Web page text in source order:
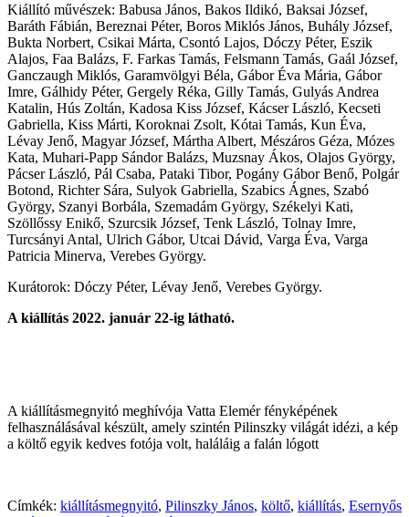
Kiállító művészek: Babusa János, Bakos Ildikó, Baksai József,
Baráth Fábián, Bereznai Péter, Boros Miklós János, Buhály József,
Bukta Norbert, Csikai Márta, Csontó Lajos, Dóczy Péter, Eszik
Alajos, Faa Balázs, F. Farkas Tamás, Felsmann Tamás, Gaál József,
Ganczaugh Miklós, Garamvölgyi Béla, Gábor Éva Mária, Gábor
Imre, Gálhidy Péter, Gergely Réka, Gilly Tamás, Gulyás Andrea
Katalin, Hús Zoltán, Kadosa Kiss József, Kácser László, Kecseti
Gabriella, Kiss Márti, Koroknai Zsolt, Kótai Tamás, Kun Éva,
Lévay Jenő, Magyar József, Mártha Albert, Mészáros Géza, Mózes
Kata, Muhari-Papp Sándor Balázs, Muzsnay Ákos, Olajos György,
Pácser László, Pál Csaba, Pataki Tibor, Pogány Gábor Benő, Polgár
Botond, Richter Sára, Sulyok Gabriella, Szabics Ágnes, Szabó
György, Szanyi Borbála, Szemadám György, Székelyi Kati,
Szöllőssy Enikő, Szurcsik József, Tenk László, Tolnay Imre,
Turcsányi Antal, Ulrich Gábor, Utcai Dávid, Varga Éva, Varga
Patricia Minerva, Verebes György.
Kurátorok: Dóczy Péter, Lévay Jenő, Verebes György.
A kiállítás 2022. január 22-ig látható.
A kiállításmegnyitó meghívója Vatta Elemér fényképének
felhasználásával készült, amely szintén Pilinszky világát idézi, a kép
a költő egyik kedves fotója volt, haláláig a falán lógott
Címkék: kiállításmegnyitó, Pilinszky János, költő, kiállítás, Esernyős